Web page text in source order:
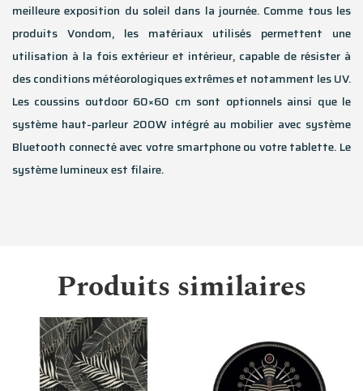
meilleure exposition du soleil dans la journée. Comme tous les
produits Vondom, les matériaux utilisés permettent une
utilisation à la fois extérieur et intérieur, capable de résister à
des conditions météorologiques extrêmes et notamment les UV.
Les coussins outdoor 60×60 cm sont optionnels ainsi que le
système haut-parleur 200W intégré au mobilier avec système
Bluetooth connecté avec votre smartphone ou votre tablette. Le
système lumineux est filaire.
Produits similaires